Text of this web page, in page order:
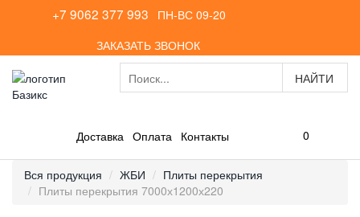
+7 9062 377 993
ПН-ВС 09-20
ЗАКАЗАТЬ ЗВОНОК
Доставка Оплата Контакты 0
Вся продукция ЖБИ
Плиты перекрытия
Плиты перекрытия 7000х1200х220